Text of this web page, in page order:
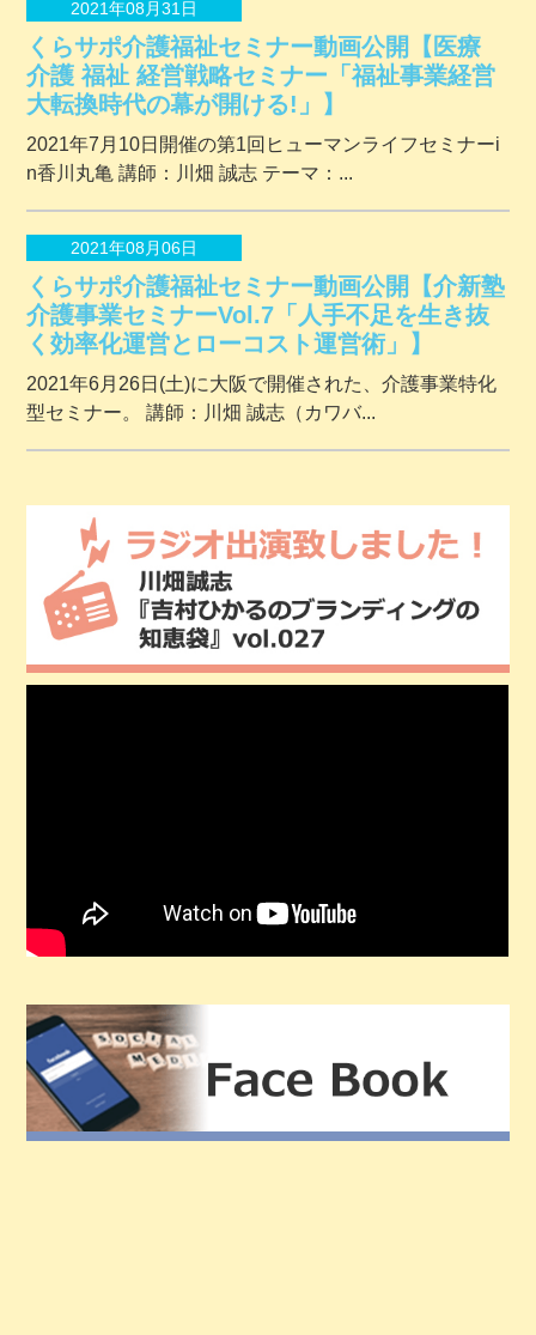
2021年08月31日
くらサポ介護福祉セミナー動画公開【医療
介護 福祉 経営戦略セミナー「福祉事業経営
大転換時代の幕が開ける!」】
2021年7月10日開催の第1回ヒューマンライフセミナーi
n香川丸亀 講師：川畑 誠志 テーマ：...
2021年08月06日
くらサポ介護福祉セミナー動画公開【介新塾
介護事業セミナーVol.7「人手不足を生き抜
く効率化運営とローコスト運営術」】
2021年6月26日(土)に大阪で開催された、介護事業特化
型セミナー。 講師：川畑 誠志（カワバ...